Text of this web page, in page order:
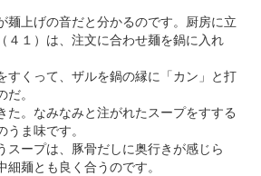
麺上げの音だと分かるのです。厨房に立
４１）は、注文に合わせ麺を鍋に入れ
すくって、ザルを鍋の縁に「カン」と打
。
た。なみなみと注がれたスープをすする
ま味です。
スープは、豚骨だしに奥行きが感じら
麺とも良く合うのです。